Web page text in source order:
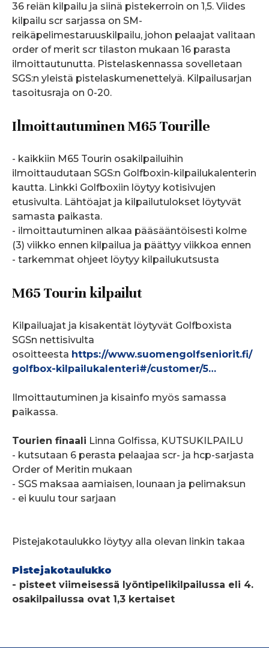
36 reiän kilpailu ja siinä pistekerroin on 1,5. Viides
kilpailu scr sarjassa on SM-
reikäpelimestaruuskilpailu, johon pelaajat valitaan
order of merit scr tilaston mukaan 16 parasta
ilmoittautunutta. Pistelaskennassa sovelletaan
SGS:n yleistä pistelaskumenettelyä. Kilpailusarjan
tasoitusraja on 0-20.
Ilmoittautuminen M65 Tourille
- kaikkiin M65 Tourin osakilpailuihin
ilmoittaudutaan SGS:n Golfboxin-kilpailukalenterin
kautta. Linkki Golfboxiin löytyy kotisivujen
etusivulta. Lähtöajat ja kilpailutulokset löytyvät
samasta paikasta.
- ilmoittautuminen alkaa pääsääntöisesti kolme
(3) viikko ennen kilpailua ja päättyy viikkoa ennen
- tarkemmat ohjeet löytyy kilpailukutsusta
M65 Tourin kilpailut
Kilpailuajat ja kisakentät löytyvät Golfboxista
SGSn nettisivulta
osoitteesta https://www.suomengolfseniorit.fi/
golfbox-kilpailukalenteri#/customer/5…
Ilmoittautuminen ja kisainfo myös samassa
paikassa.
Tourien finaali Linna Golfissa, KUTSUKILPAILU
- kutsutaan 6 perasta pelaajaa scr- ja hcp-sarjasta
Order of Meritin mukaan
- SGS maksaa aamiaisen, lounaan ja pelimaksun
- ei kuulu tour sarjaan
Pistejakotaulukko löytyy alla olevan linkin takaa
Pistejakotaulukko
- pisteet viimeisessä lyöntipelikilpailussa eli 4.
osakilpailussa ovat 1,3 kertaiset